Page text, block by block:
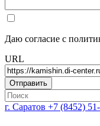
Даю согласие с
URL
г. Саратов +7 (8452)